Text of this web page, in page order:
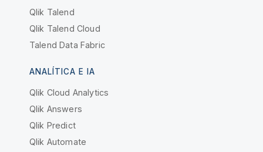
Qlik Talend
Qlik Talend Cloud
Talend Data Fabric
ANALÍTICA E IA
Qlik Cloud Analytics
Qlik Answers
Qlik Predict
Qlik Automate